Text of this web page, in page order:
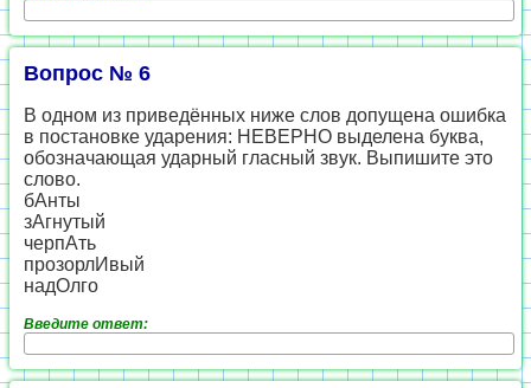
Вопрос № 6
В одном из приведённых ниже слов допущена ошибка
в постановке ударения: НЕВЕРНО выделена буква,
обозначающая ударный гласный звук. Выпишите это
слово.
бАнты
зАгнутый
черпАть
прозорлИвый
надОлго
Введите ответ: